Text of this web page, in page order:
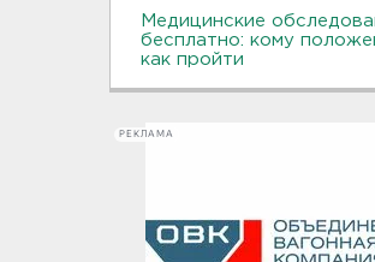
Медицинские
бесплатно: кому
как пройти
РЕКЛАМА